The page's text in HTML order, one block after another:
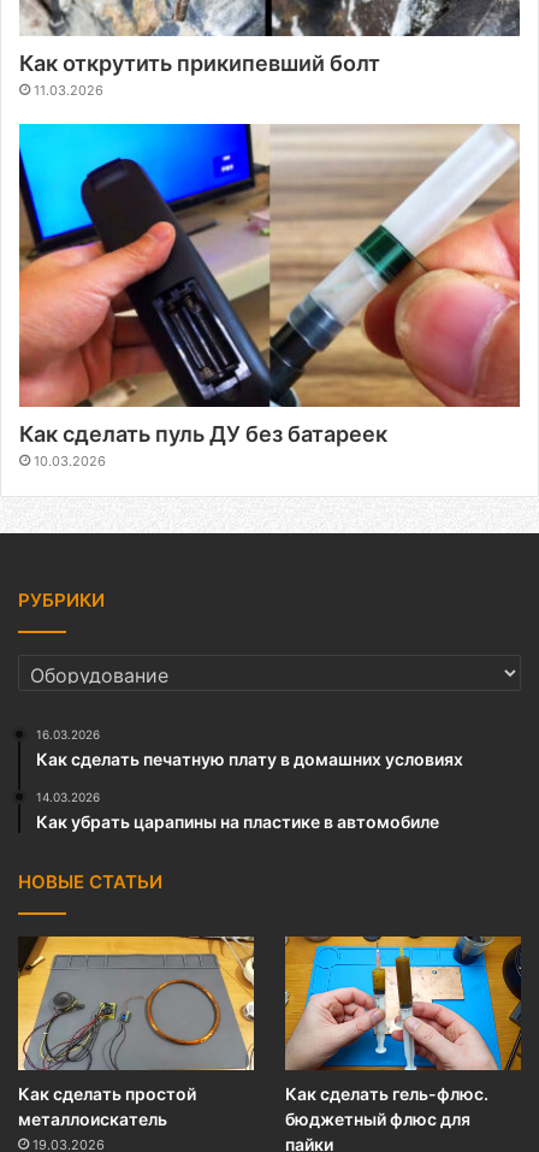
Как открутить прикипевший болт
11.03.2026
Как сделать пуль ДУ без батареек
10.03.2026
РУБРИКИ
РУБРИКИ
16.03.2026
Как сделать печатную плату в домашних условиях
14.03.2026
Как убрать царапины на пластике в автомобиле
НОВЫЕ СТАТЬИ
Как сделать простой
металлоискатель
19.03.2026
Как сделать гель-флюс.
бюджетный флюс для
пайки